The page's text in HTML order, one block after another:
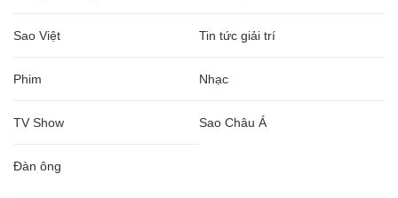
Sao Việt Tin tức giải trí
Phim Nhạc
TV Show Sao Châu Á
Đàn ông